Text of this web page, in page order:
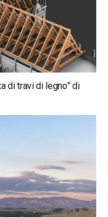
di travi di legno” di